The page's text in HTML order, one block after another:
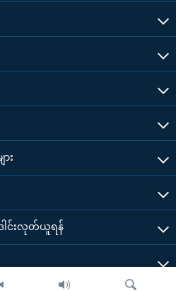
း
ါင်းလုတ်ယူရန်